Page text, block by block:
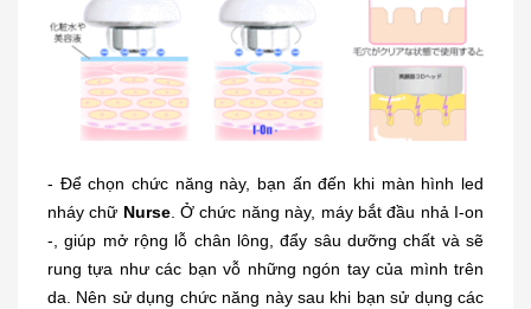
- Để chọn chức năng này, bạn ấn đến khi màn hình led
nháy chữ Nurse. Ở chức năng này, máy bắt đầu nhả I-on
-, giúp mở rộng lỗ chân lông, đẩy sâu dưỡng chất và sẽ
rung tựa như các bạn vỗ những ngón tay của mình trên
da. Nên sử dụng chức năng này sau khi bạn sử dụng các